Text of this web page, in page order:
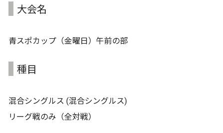
大会名
青スポカップ（金曜日）午前の部
種目
混合シングルス (混合シングルス)
リーグ戦のみ（全対戦）